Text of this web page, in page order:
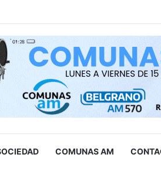
truchos para personas con
COMUNAS AM